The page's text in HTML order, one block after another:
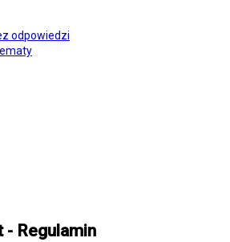
odpowiedzi
- Regulamin